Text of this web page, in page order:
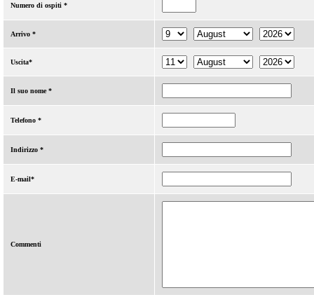
Numero di ospiti *
Arrivo *
Uscita*
Il suo nome *
Telefono *
Indirizzo *
E-mail*
Commenti